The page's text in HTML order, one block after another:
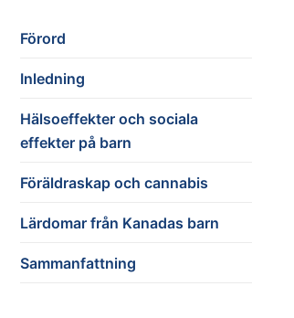
Förord
Inledning
Hälsoeffekter och sociala
effekter på barn
Föräldraskap och cannabis
Lärdomar från Kanadas barn
Sammanfattning